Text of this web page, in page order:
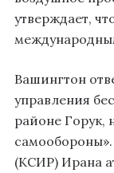
утверждает,
Вашингтон
управления
районе Горук,
(КСИР) Ирана